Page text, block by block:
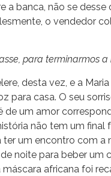
a banca, não se desse
o vendedor
para terminarmos a
desta vez, e a
para casa. O seu
de um amor
não tem um final
ter um encontro com a
noite para beber um
africana foi